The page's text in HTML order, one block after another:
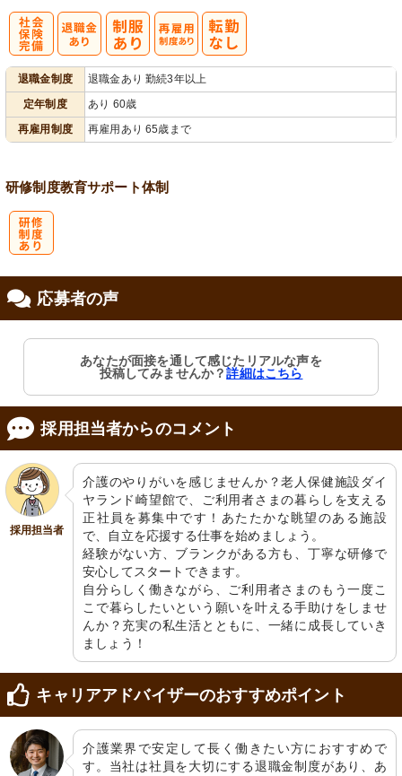
退職金制度
退職金あり 勤続3年以上
定年制度
あり 60歳
再雇用制度
再雇用あり 65歳まで
研修制度教育サポート体制
応募者の声
あなたが面接を通して感じたリアルな声を
投稿してみませんか？詳細はこちら
採用担当者からのコメント
採用担当者
介護のやりがいを感じませんか？老人保健施設ダイ
ヤランド崎望館で、ご利用者さまの暮らしを支える
正社員を募集中です！あたたかな眺望のある施設
で、自立を応援する仕事を始めましょう。
経験がない方、ブランクがある方も、丁寧な研修で
安心してスタートできます。
自分らしく働きながら、ご利用者さまのもう一度こ
こで暮らしたいという願いを叶える手助けをしませ
んか？充実の私生活とともに、一緒に成長していき
ましょう！
キャリアアドバイザーのおすすめポイント
介護業界で安定して長く働きたい方におすすめで
す。当社は社員を大切にする退職金制度があり、あ